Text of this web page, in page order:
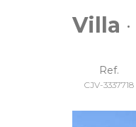
Villa ·
Ref.
CJV-3337718